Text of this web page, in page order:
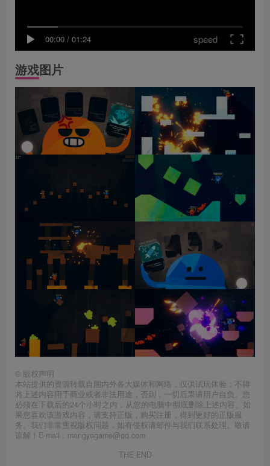
00:00 / 01:24 speed
游戏图片
© 版权声明
本站提供的资源转载自国内外各大媒体和网络，仅供试玩体验；不得
将上述内容用于商业或者非法用途，否则，一切后果请用户自负。您
必须在下载后的24个小时之内，从您的电脑中彻底删除上述内容。如
果您喜欢该游戏内容，请支持正版，购买注册，得到更好的正版服
务。我们非常重视版权问题，如有侵权请邮件与我们联系处理。敬请
谅解！E-mail：mengyagame@qq.com
THE END